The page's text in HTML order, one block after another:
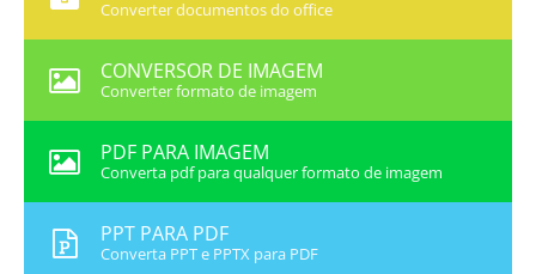
Converter documentos do office
CONVERSOR DE IMAGEM
Converter formato de imagem
PDF PARA IMAGEM
Converta pdf para qualquer formato de imagem
PPT PARA PDF
Converta PPT e PPTX para PDF